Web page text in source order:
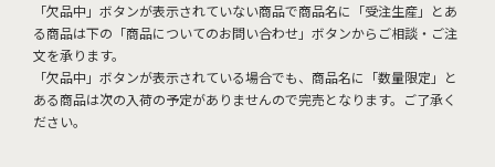
「欠品中」ボタンが表示されていない商品で商品名に「受注生産」とあ
る商品は下の「商品についてのお問い合わせ」ボタンからご相談・ご注
文を承ります。
「欠品中」ボタンが表示されている場合でも、商品名に「数量限定」と
ある商品は次の入荷の予定がありませんので完売となります。ご了承く
ださい。